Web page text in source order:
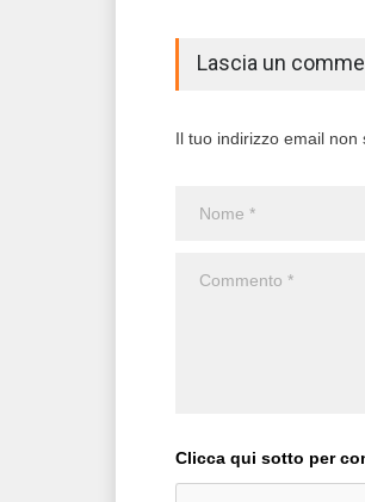
Lascia un
Il tuo indirizzo email
Clicca qui sotto per